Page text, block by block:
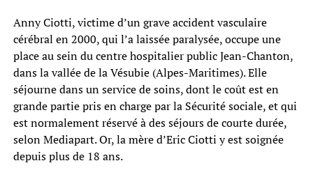
Anny Ciotti, victime d’un grave accident vasculaire
cérébral en 2000, qui l’a laissée paralysée, occupe une
place au sein du centre hospitalier public Jean-Chanton,
dans la vallée de la Vésubie (Alpes-Maritimes). Elle
séjourne dans un service de soins, dont le coût est en
grande partie pris en charge par la Sécurité sociale, et qui
est normalement réservé à des séjours de courte durée,
selon Mediapart. Or, la mère d’Eric Ciotti y est soignée
depuis plus de 18 ans.